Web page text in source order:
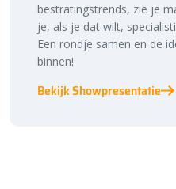
bestratingstrends, zie je
je, als je dat wilt,
Een rondje samen en de
binnen!
Bekijk Showpresentatie